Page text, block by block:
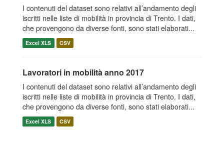
I contenuti del dataset sono relativi all’andamento degli
iscritti nelle liste di mobilità in provincia di Trento. I dati,
che provengono da diverse fonti, sono stati elaborati...
Excel XLS CSV
Lavoratori in mobilità anno 2017
I contenuti del dataset sono relativi all’andamento degli
iscritti nelle liste di mobilità in provincia di Trento. I dati,
che provengono da diverse fonti, sono stati elaborati...
Excel XLS CSV